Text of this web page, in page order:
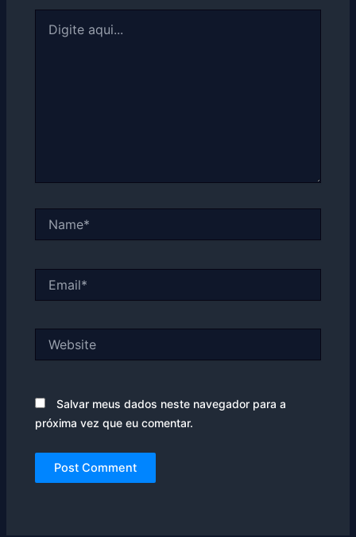
aqui...
Salvar meus dados neste navegador para a
próxima vez que eu comentar.